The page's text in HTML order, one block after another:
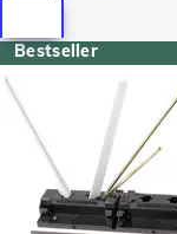
Bestseller